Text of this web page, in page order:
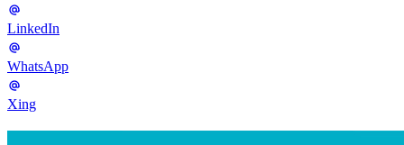
LinkedIn
WhatsApp
Xing